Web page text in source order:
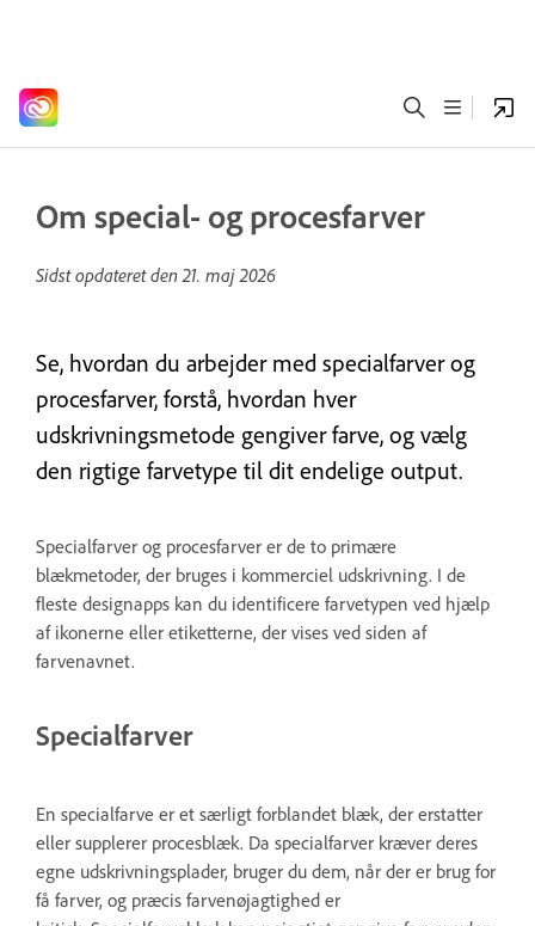
Om special- og procesfarver
Sidst opdateret den21. maj 2026
Se, hvordan du arbejder med specialfarver og
procesfarver, forstå, hvordan hver
udskrivningsmetode gengiver farve, og vælg
den rigtige farvetype til dit endelige output.
Specialfarver og procesfarver er de to primære
blækmetoder, der bruges i kommerciel udskrivning. I de
fleste designapps kan du identificere farvetypen ved hjælp
af ikonerne eller etiketterne, der vises ved siden af
farvenavnet.
Specialfarver
En specialfarve er et særligt forblandet blæk, der erstatter
eller supplerer procesblæk. Da specialfarver kræver deres
egne udskrivningsplader, bruger du dem, når der er brug for
få farver, og præcis farvenøjagtighed er